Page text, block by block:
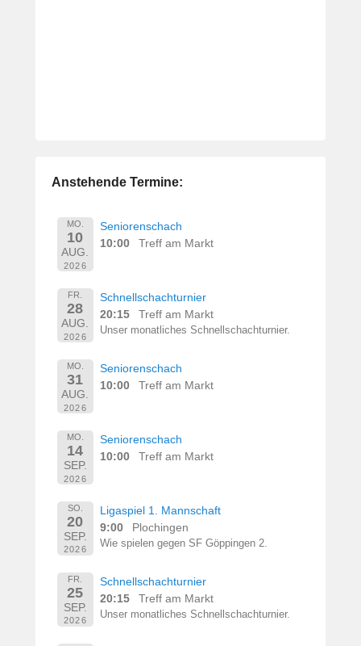
Anstehende Termine:
MO.
10
AUG.
2026
Seniorenschach
10:00
Treff am Markt
FR.
28
AUG.
2026
Schnellschachturnier
20:15
Treff am Markt
Unser monatliches Schnellschachturnier.
MO.
31
AUG.
2026
Seniorenschach
10:00
Treff am Markt
MO.
14
SEP.
2026
Seniorenschach
10:00
Treff am Markt
SO.
20
SEP.
2026
Ligaspiel 1. Mannschaft
9:00
Plochingen
Wie spielen gegen SF Göppingen 2.
FR.
25
SEP.
2026
Schnellschachturnier
20:15
Treff am Markt
Unser monatliches Schnellschachturnier.